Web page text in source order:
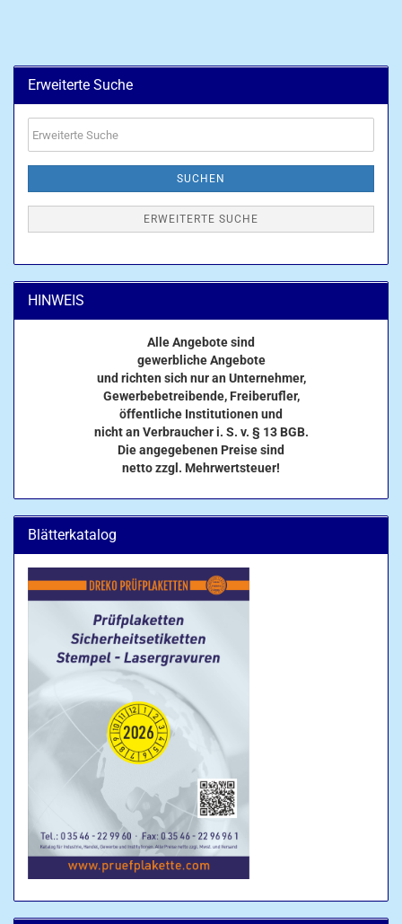
Erweiterte Suche
Suche
SUCHEN
ERWEITERTE SUCHE
HINWEIS
Alle Angebote sind
gewerbliche Angebote
und richten sich nur an Unternehmer,
Gewerbebetreibende, Freiberufler,
öffentliche Institutionen und
nicht an Verbraucher i. S. v. § 13 BGB.
Die angegebenen Preise sind
netto zzgl. Mehrwertsteuer!
Blätterkatalog